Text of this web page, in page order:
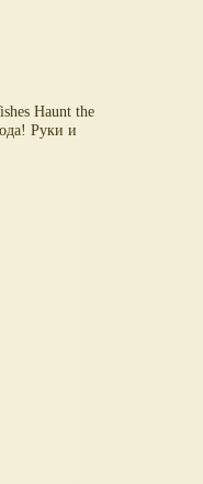
Haunt the
Руки и